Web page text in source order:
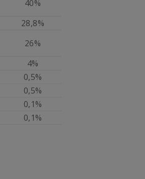
40%
28,8%
26%
4%
0,5%
0,5%
0,1%
0,1%